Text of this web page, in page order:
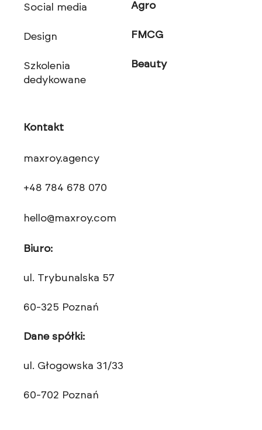
Social media
Design
Szkolenia
dedykowane
Kontakt
maxroy.agency
+48 784 678 070
hello@maxroy.com
Biuro:
ul. Trybunalska 57
60-325 Poznań
Dane spółki:
ul. Głogowska 31/33
60-702 Poznań
Agro
FMCG
Beauty